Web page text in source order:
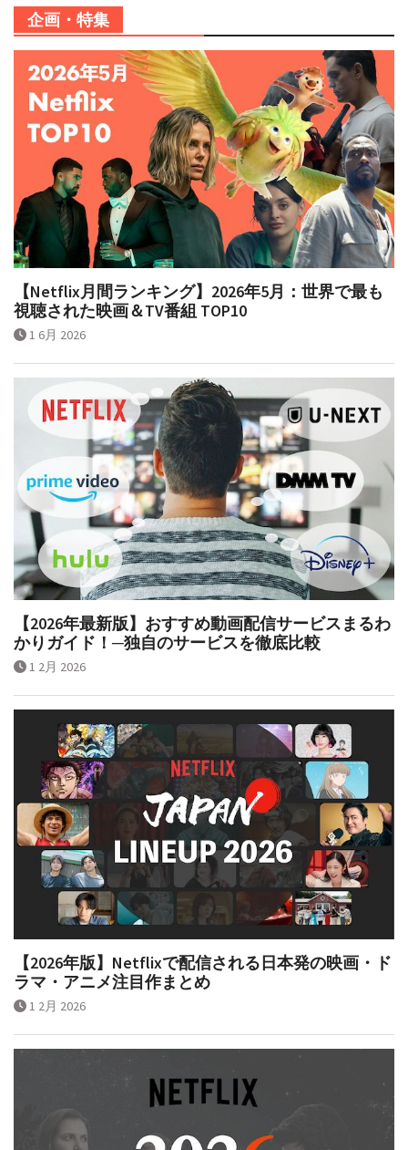
企画・特集
【Netflix月間ランキング】2026年5月：世界で最も
視聴された映画＆TV番組 TOP10
1 6月 2026
【2026年最新版】おすすめ動画配信サービスまるわ
かりガイド！─独自のサービスを徹底比較
1 2月 2026
【2026年版】Netflixで配信される日本発の映画・ド
ラマ・アニメ注目作まとめ
1 2月 2026